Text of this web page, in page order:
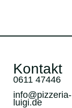
Kontakt
0611 47446
info@pizzeria-
luigi.de